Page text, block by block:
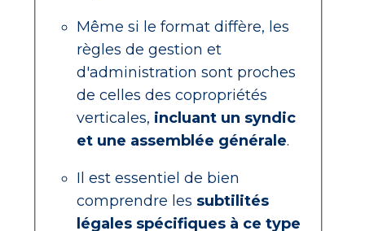
Même si le format diffère, les
règles de gestion et
d'administration sont proches
de celles des copropriétés
verticales, incluant un syndic
et une assemblée générale.
Il est essentiel de bien
comprendre les subtilités
légales spécifiques à ce type